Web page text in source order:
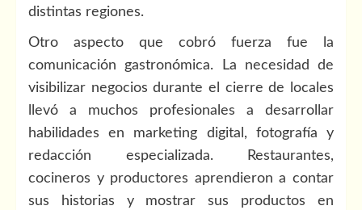
distintas regiones.
Otro aspecto que cobró fuerza fue la
comunicación gastronómica. La necesidad de
visibilizar negocios durante el cierre de locales
llevó a muchos profesionales a desarrollar
habilidades en marketing digital, fotografía y
redacción especializada. Restaurantes,
cocineros y productores aprendieron a contar
sus historias y mostrar sus productos en